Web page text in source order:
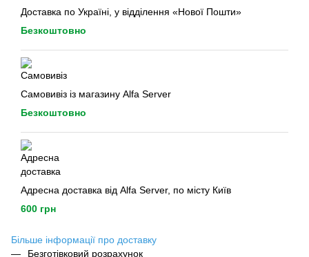
Доставка по Україні, у відділення «Нової Пошти»
Безкоштовно
Самовивіз із магазину Alfa Server
Безкоштовно
Адресна доставка від Alfa Server, по місту Київ
600 грн
Більше інформації про доставку
Безготівковий розрахунок